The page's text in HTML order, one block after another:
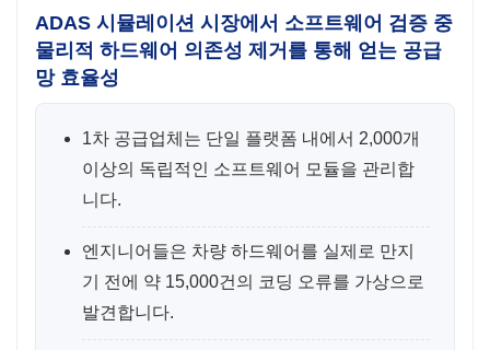
ADAS 시뮬레이션 시장에서 소프트웨어 검증 중
물리적 하드웨어 의존성 제거를 통해 얻는 공급
망 효율성
1차 공급업체는 단일 플랫폼 내에서 2,000개
이상의 독립적인 소프트웨어 모듈을 관리합
니다.
엔지니어들은 차량 하드웨어를 실제로 만지
기 전에 약 15,000건의 코딩 오류를 가상으로
발견합니다.